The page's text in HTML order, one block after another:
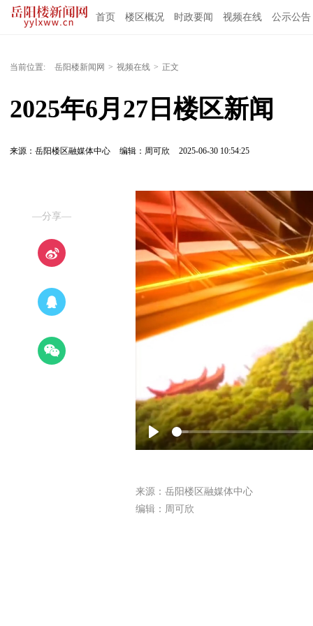
首页 楼区概况 时政要闻 视频在线 公示公告
当前位置: 岳阳楼新闻网 > 视频在线 > 正文
2025年6月27日楼区新闻
来源：岳阳楼区融媒体中心 编辑：周可欣 2025-06-30 10:54:25
—分享—
Play
来源：岳阳楼区融媒体中心
编辑：周可欣